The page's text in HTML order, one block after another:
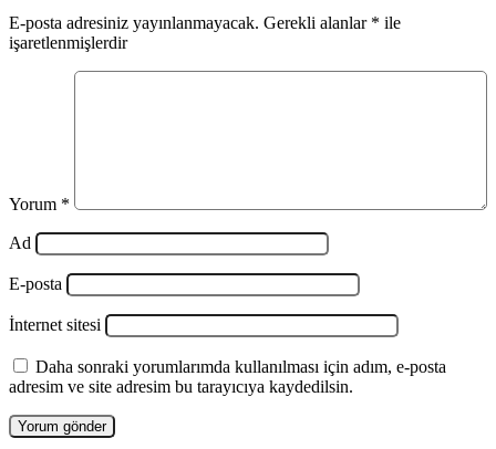
E-posta adresiniz yayınlanmayacak. Gerekli alanlar * ile
işaretlenmişlerdir
Yorum *
Ad
E-posta
İnternet sitesi
Daha sonraki yorumlarımda kullanılması için adım, e-posta
adresim ve site adresim bu tarayıcıya kaydedilsin.